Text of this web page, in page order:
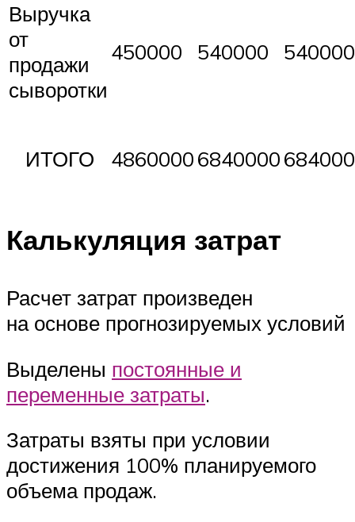
Выручка
от
продажи
сыворотки
450000 540000 540000
ИТОГО 48600006840000
Калькуляция затрат
Расчет затрат произведен
на основе прогнозируемых условий
Выделены постоянные и
переменные затраты.
Затраты взяты при условии
достижения 100% планируемого
объема продаж.